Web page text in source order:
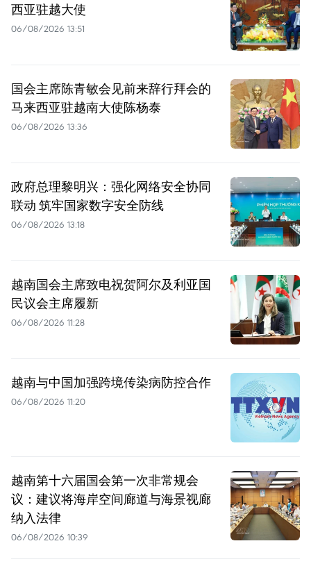
西亚驻越大使
06/08/2026 13:51
国会主席陈青敏会见前来辞行拜会的
马来西亚驻越南大使陈杨泰
06/08/2026 13:36
政府总理黎明兴：强化网络安全协同
联动 筑牢国家数字安全防线
06/08/2026 13:18
越南国会主席致电祝贺阿尔及利亚国
民议会主席履新
06/08/2026 11:28
越南与中国加强跨境传染病防控合作
06/08/2026 11:20
越南第十六届国会第一次非常规会
议：建议将海岸空间廊道与海景视廊
纳入法律
06/08/2026 10:39